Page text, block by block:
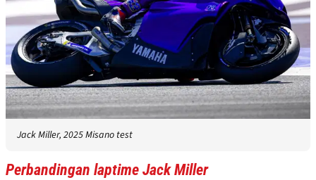
Jack Miller, 2025 Misano test
Perbandingan laptime Jack Miller